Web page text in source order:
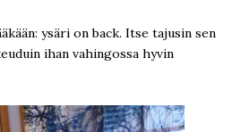
ysäri on back. Itse tajusin sen
ihan vahingossa hyvin